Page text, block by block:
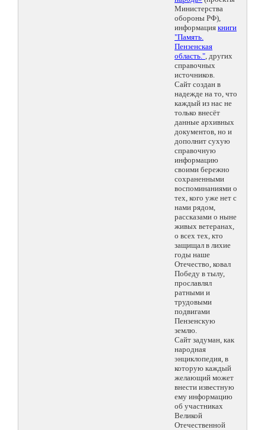
Министерства
обороны РФ),
информация книги
"Память.
Пензенская
область.", других
справочных
источников.
Сайт создан в
надежде на то, что
каждый из нас не
только внесёт
данные архивных
документов, но и
дополнит сухую
справочную
информацию
своими бережно
сохраненными
воспоминаниями о
тех, кого уже нет с
нами рядом,
рассказами о ныне
живых ветеранах,
о всех тех, кто
защищал в лихие
годы наше
Отечество, ковал
Победу в тылу,
прославлял
ратными и
трудовыми
подвигами
Пензенскую
землю.
Сайт задуман, как
народная
энциклопедия, в
которую каждый
желающий может
внести известную
ему информацию
об участниках
Великой
Отечественной